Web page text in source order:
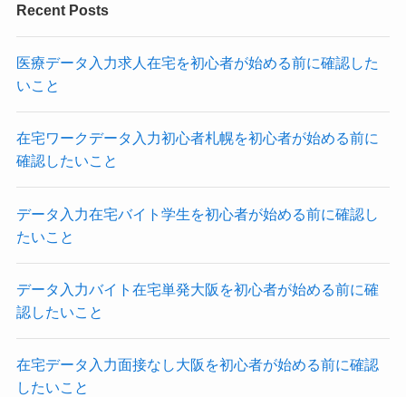
Recent Posts
医療データ入力求人在宅を初心者が始める前に確認した
いこと
在宅ワークデータ入力初心者札幌を初心者が始める前に
確認したいこと
データ入力在宅バイト学生を初心者が始める前に確認し
たいこと
データ入力バイト在宅単発大阪を初心者が始める前に確
認したいこと
在宅データ入力面接なし大阪を初心者が始める前に確認
したいこと